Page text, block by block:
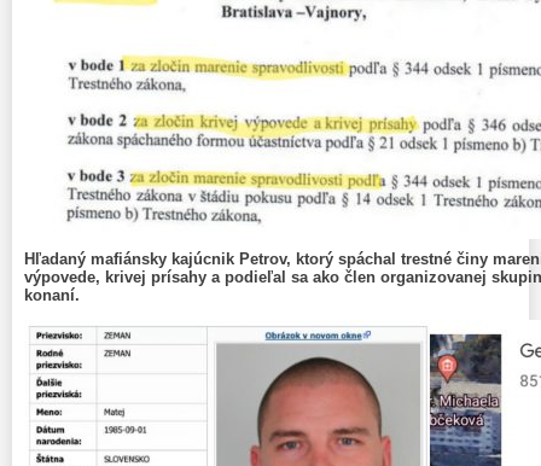
Hľadaný mafiánsky kajúcnik Petrov, ktorý spáchal trestné činy
výpovede, krivej prísahy a podieľal sa ako člen organizovanej
konaní.